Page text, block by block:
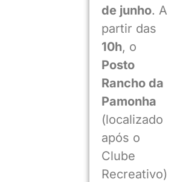
de junho. A
partir das
10h, o
Posto
Rancho da
Pamonha
(localizado
após o
Clube
Recreativo)